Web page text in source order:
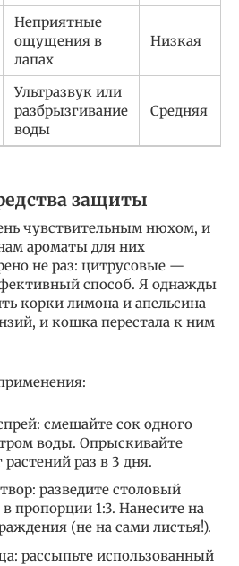
Неприятные
ощущения в
лапах
Низкая
Ультразвук или
разбрызгивание
воды
Средняя
защиты
чувствительным нюхом, и
ароматы для них
не раз: цитрусовые —
способ. Я однажды
корки лимона и апельсина
и кошка перестала к ним
смешайте сок одного
воды. Опрыскивайте
раз в 3 дня.
разведите столовый
пропорции 1:3. Нанесите на
(не на сами листья!).
рассыпьте использованный